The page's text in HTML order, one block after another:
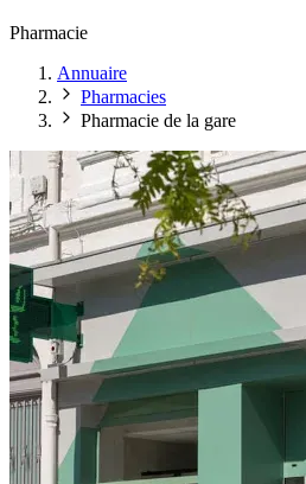
Pharmacie
Annuaire
Pharmacies
Pharmacie de la gare